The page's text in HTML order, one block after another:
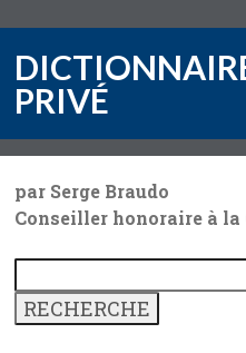
PRIVÉ
par Serge Braudo
Conseiller honoraire à